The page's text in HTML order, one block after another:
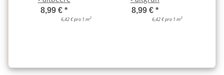
8,99 € *
6,42 € pro 1 m2
8,99 € *
6,42 € pro 1 m2